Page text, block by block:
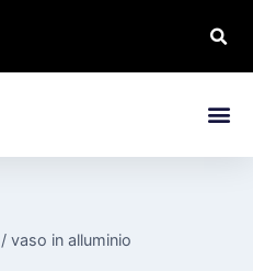
/ vaso in alluminio